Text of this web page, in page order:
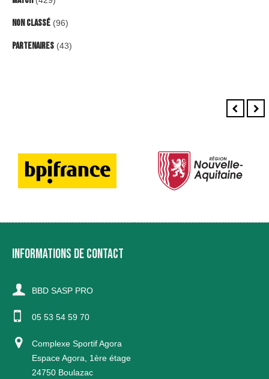
Non classé (96)
Partenaires (43)
INFORMATIONS DE CONTACT
BBD SASP PRO
05 53 54 59 70
Complexe Sportif Agora
Espace Agora, 1ère étage
24750 Boulazac